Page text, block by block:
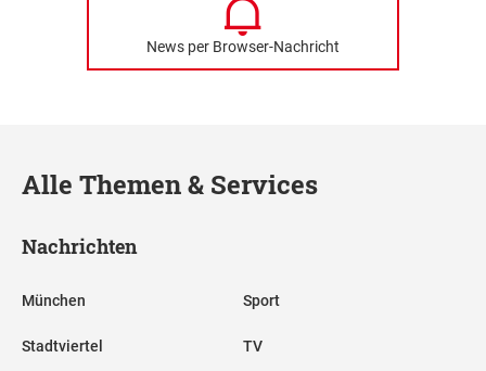
News per Browser-Nachricht
Alle Themen & Services
Nachrichten
München
Stadtviertel
Sport
TV